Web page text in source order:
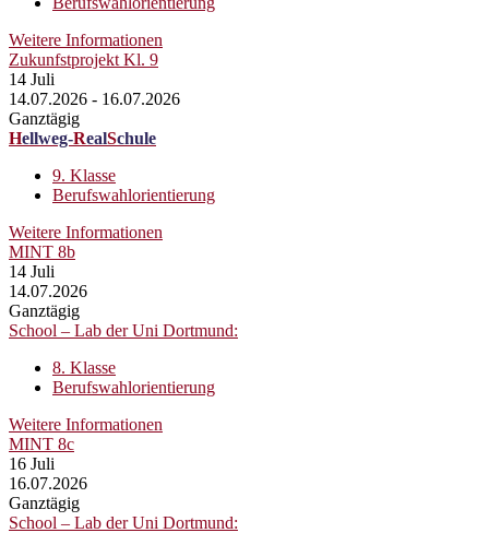
Weitere Informationen
Zukunfstprojekt Kl. 9
14 Juli
14.07.2026 - 16.07.2026
Ganztägig
Hellweg-RealSchule
9. Klasse
Berufswahlorientierung
Weitere Informationen
MINT 8b
14 Juli
14.07.2026
Ganztägig
School – Lab der Uni Dortmund:
8. Klasse
Berufswahlorientierung
Weitere Informationen
MINT 8c
16 Juli
16.07.2026
Ganztägig
School – Lab der Uni Dortmund: